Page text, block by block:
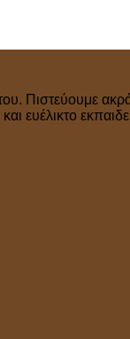
Πιστεύουμε
ευέλικτο